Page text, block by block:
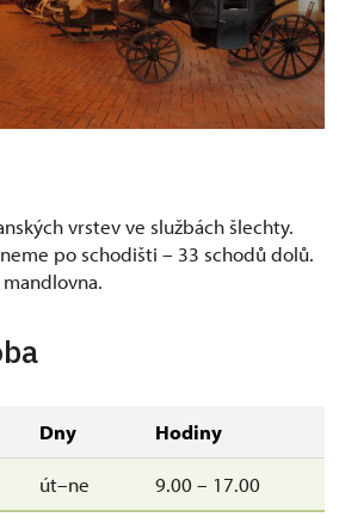
vrstev ve službách šlechty.
po schodišti – 33 schodů dolů.
Dny Hodiny
út–ne 9.00 – 17.00